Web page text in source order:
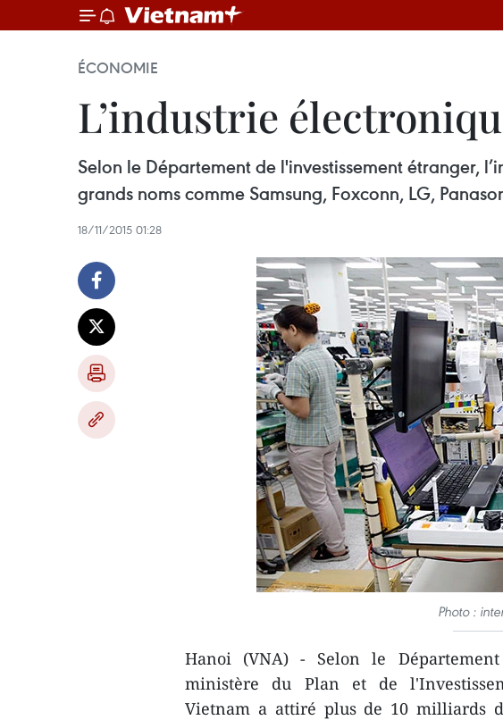
ÉCONOMIE
L’industrie
Selon le Département de l'investissement étranger,
grands noms comme Samsung, Foxconn, LG,
18/11/2015 01:28
Photo :
Hanoi (VNA) - Selon le
ministère du Plan et de
Vietnam a attiré plus de 10 milliards